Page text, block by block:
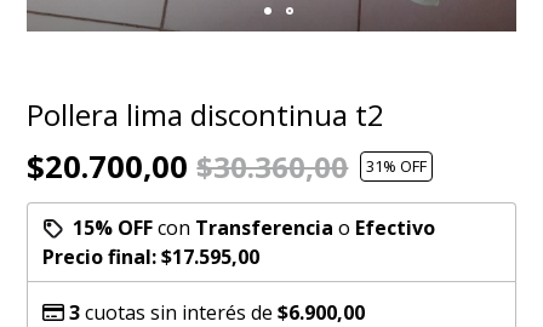
Pollera lima discontinua t2
$20.700,00$30.360,00 31% OFF
15% OFFcon Transferencia o Efectivo
Precio final:$17.595,00
3cuotas sin interés de$6.900,00